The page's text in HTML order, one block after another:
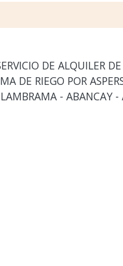
DE ALQUILER
DE RIEGO POR
- ABANCAY -